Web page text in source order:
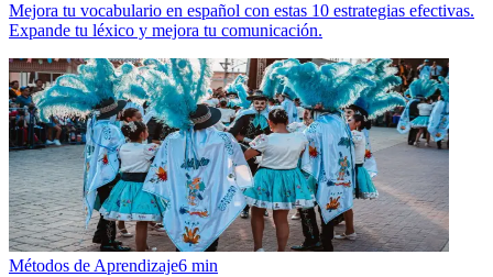
Mejora tu vocabulario en español con estas 10 estrategias efectivas.
Expande tu léxico y mejora tu comunicación.
Métodos de Aprendizaje6 min